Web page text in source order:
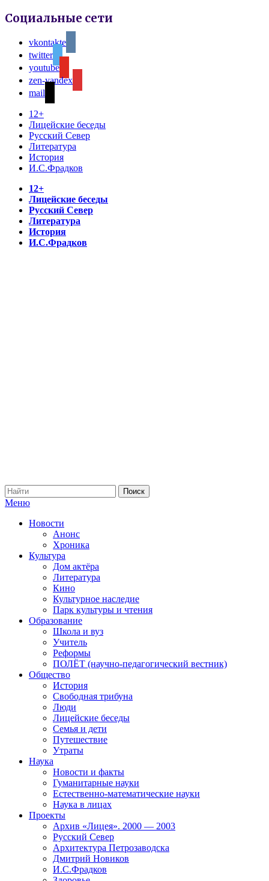
Социальные сети
vkontakte
twitter
youtube
zen-yandex
mail
12+
Лицейские беседы
Русский Север
Литература
История
И.С.Фрадков
12+
Лицейские беседы
Русский Север
Литература
История
И.С.Фрадков
Меню
Новости
Анонс
Хроника
Культура
Дом актёра
Литература
Кино
Культурное наследие
Парк культуры и чтения
Образование
Школа и вуз
Учитель
Реформы
ПОЛЁТ (научно-педагогический вестник)
Общество
История
Свободная трибуна
Люди
Лицейские беседы
Семья и дети
Путешествие
Утраты
Наука
Новости и факты
Гуманитарные науки
Естественно-математические науки
Наука в лицах
Проекты
Архив «Лицея». 2000 — 2003
Русский Север
Архитектура Петрозаводска
Дмитрий Новиков
И.С.Фрадков